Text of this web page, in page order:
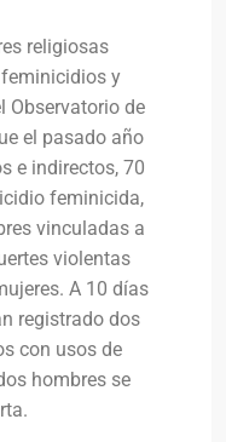
religiosas
y
Observatorio de
el pasado año
e indirectos, 70
feminicida,
vinculadas a
violentas
A 10 días
registrado dos
con usos de
hombres se